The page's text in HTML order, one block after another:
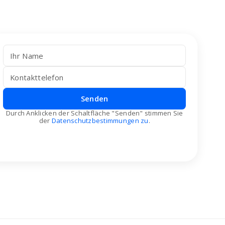
Senden
Durch Anklicken der Schaltfläche "Senden" stimmen Sie
der Datenschutzbestimmungen zu.